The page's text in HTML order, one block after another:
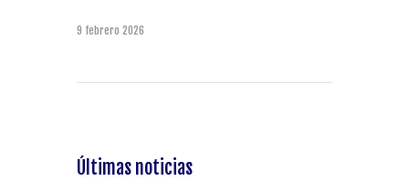
9 febrero 2026
Últimas noticias